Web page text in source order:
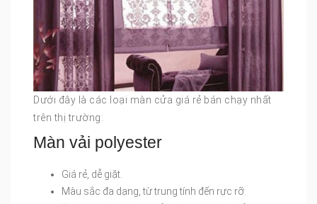
Dưới đây là các loại màn cửa giá rẻ bán chạy nhất
trên thị trường:
Màn vải polyester
Giá rẻ, dễ giặt.
Màu sắc đa dạng, từ trung tính đến rực rỡ.